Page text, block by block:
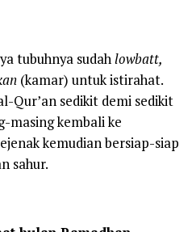
tubuhnya sudahlowbatt,
(kamar) untuk istirahat.
Qur’an sedikit demi sedikit
masing kembali ke
kemudian bersiap-siap
sahur.